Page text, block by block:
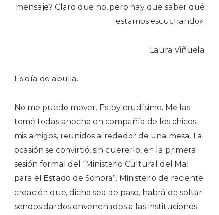
mensaje? Claro que no, pero hay que saber qué
estamos escuchando».
Laura Viñuela
Es día de abulia.
No me puedo mover. Estoy crudísimo. Me las
tomé todas anoche en compañía de los chicos,
mis amigos, reunidos alrededor de una mesa. La
ocasión se convirtió, sin quererlo, en la primera
sesión formal del “Ministerio Cultural del Mal
para el Estado de Sonora”. Ministerio de reciente
creación que, dicho sea de paso, habrá de soltar
sendos dardos envenenados a las instituciones